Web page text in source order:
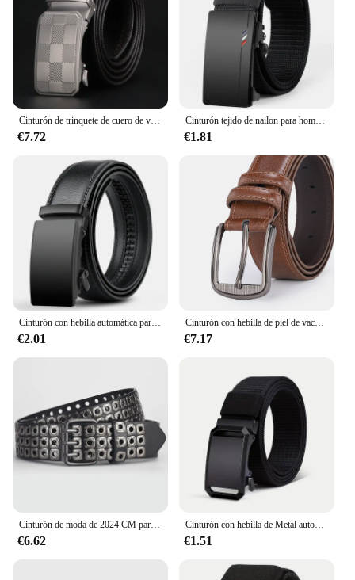
Cinturón de trinquete de cuero de vaca de capa superior para hombre, resistente a los arañazos, hebilla automática de aleación, estilo de negocios, cinturón de vestir duradero
€7.72
Cinturón tejido de nailon para hombre, Correa con hebilla automática sin dientes para deportes al aire libre y ocio, cinturón de Jeans de moda
€1.81
Cinturón con hebilla automática para hombre, cinturón de negocios de marca famosa, correas de cintura de cuero PU, cinturones vaqueros negros para hombre
€2.01
Cinturón con hebilla de piel de vaca para hombre, cinturón de cuero genuino a la moda para hombre, cinturón vaquero informal de alta calidad, negocios de diseñador de lujo para hombre
€7.17
Cinturón de moda de 2024 CM para hombre, estilo Punk, cuero PU, remache, Metal, ojo, aleación, Pin, hebilla, tendencia, resistente, robusto, Casual, nuevo, 110
€6.62
Cinturón con hebilla de Metal automática para hombre, correas tácticas de trabajo al aire libre, sin dientes, hebilla automática, cinturones de lona deportivos Casuales
€1.51